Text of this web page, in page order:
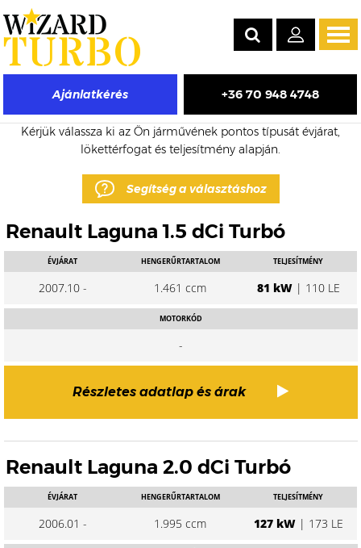
Ajánlatkérés +36 70 948 4748
Renault Laguna eladó turbó árak
Kérjük válassza ki az Ön járművének pontos típusát évjárat,
lökettérfogat és teljesítmény alapján.
Segítség a választáshoz
Renault Laguna 1.5 dCi Turbó
ÉVJÁRAT
2007.10 -
HENGERŰRTARTALOM
1.461 ccm
TELJESÍTMÉNY
81 kW| 110 LE
MOTORKÓD
-
Részletes adatlap és árak
Renault Laguna 2.0 dCi Turbó
ÉVJÁRAT
2006.01 -
HENGERŰRTARTALOM
1.995 ccm
TELJESÍTMÉNY
127 kW| 173 LE